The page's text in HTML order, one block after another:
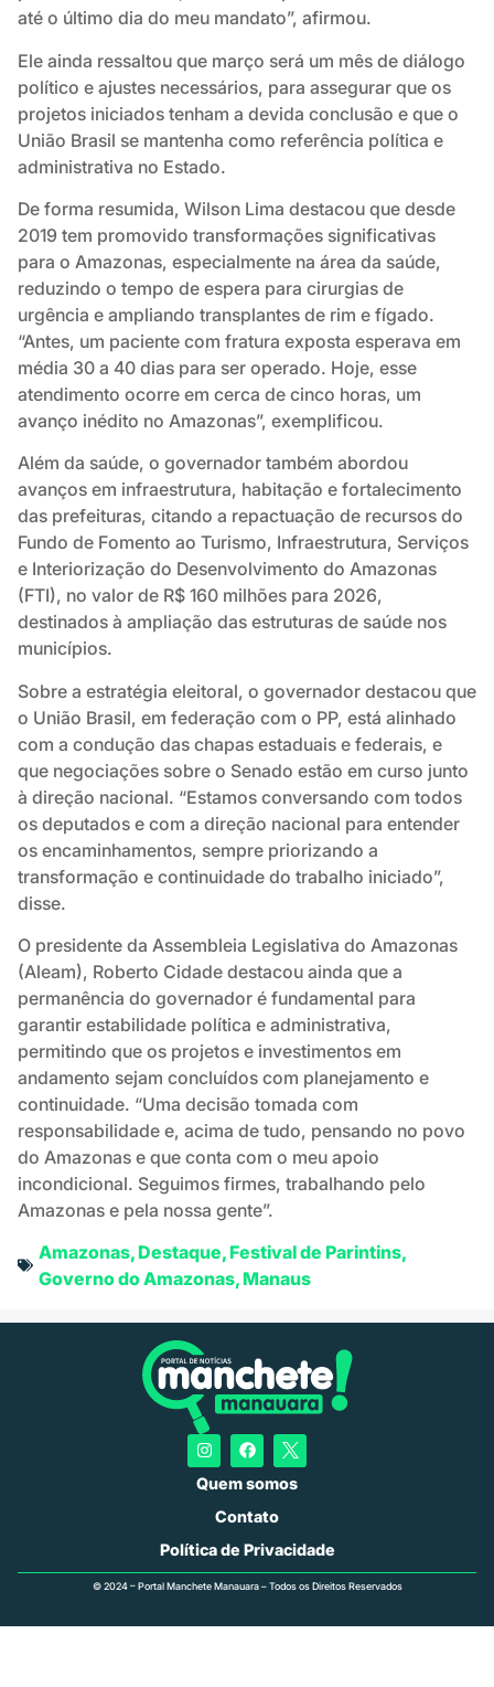
até o último dia do meu mandato”, afirmou.
Ele ainda ressaltou que março será um mês de diálogo
político e ajustes necessários, para assegurar que os
projetos iniciados tenham a devida conclusão e que o
União Brasil se mantenha como referência política e
administrativa no Estado.
De forma resumida, Wilson Lima destacou que desde
2019 tem promovido transformações significativas
para o Amazonas, especialmente na área da saúde,
reduzindo o tempo de espera para cirurgias de
urgência e ampliando transplantes de rim e fígado.
“Antes, um paciente com fratura exposta esperava em
média 30 a 40 dias para ser operado. Hoje, esse
atendimento ocorre em cerca de cinco horas, um
avanço inédito no Amazonas”, exemplificou.
Além da saúde, o governador também abordou
avanços em infraestrutura, habitação e fortalecimento
das prefeituras, citando a repactuação de recursos do
Fundo de Fomento ao Turismo, Infraestrutura, Serviços
e Interiorização do Desenvolvimento do Amazonas
(FTI), no valor de R$ 160 milhões para 2026,
destinados à ampliação das estruturas de saúde nos
municípios.
Sobre a estratégia eleitoral, o governador destacou que
o União Brasil, em federação com o PP, está alinhado
com a condução das chapas estaduais e federais, e
que negociações sobre o Senado estão em curso junto
à direção nacional. “Estamos conversando com todos
os deputados e com a direção nacional para entender
os encaminhamentos, sempre priorizando a
transformação e continuidade do trabalho iniciado”,
disse.
O presidente da Assembleia Legislativa do Amazonas
(Aleam), Roberto Cidade destacou ainda que a
permanência do governador é fundamental para
garantir estabilidade política e administrativa,
permitindo que os projetos e investimentos em
andamento sejam concluídos com planejamento e
continuidade. “Uma decisão tomada com
responsabilidade e, acima de tudo, pensando no povo
do Amazonas e que conta com o meu apoio
incondicional. Seguimos firmes, trabalhando pelo
Amazonas e pela nossa gente”.
Amazonas,Destaque,Festival de Parintins,
Governo do Amazonas,Manaus
Quem somos
Contato
Política de Privacidade
© 2024 – Portal Manchete Manauara – Todos os Direitos Reservados